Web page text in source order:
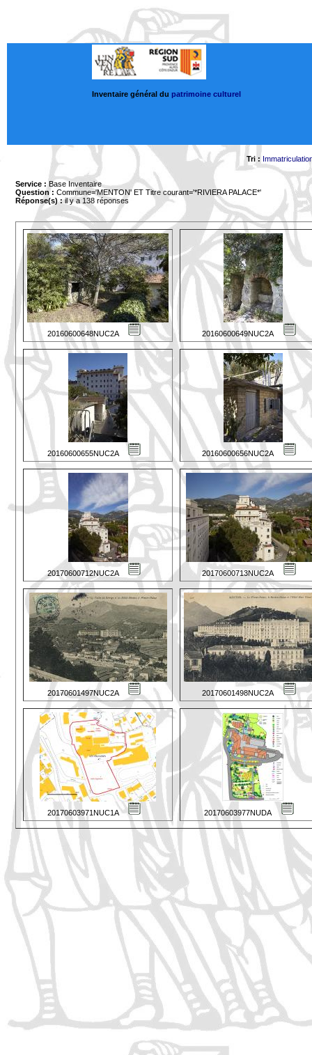
Inventaire général du patrimoine culturel
Tri :
Service : Base Inventaire
Question : Commune='MENTON' ET Titre courant='*RIVIERA PALACE*'
Réponse(s) :il y a 138 réponses
20160600648NUC2A 20160600649NUC2A
20160600655NUC2A 20160600656NUC2A
20170600712NUC2A 20170600713NUC2A
20170601497NUC2A 20170601498NUC2A
20170603971NUC1A 20170603977NUDA